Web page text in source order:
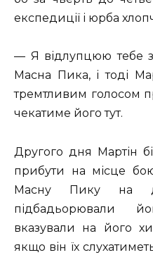
експедиції і юрба
— Я відлупцюю тебе
Масна Пика, і тоді
тремтливим голосом
чекатиме його тут.
Другого дня Мартін
прибути на місце
Масну Пику на
підбадьорювали
вказували на його
якщо він їх